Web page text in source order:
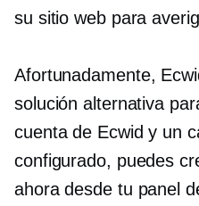
su sitio web para
Afortunadamente,
solución alternativa
cuenta de Ecwid y un
configurado, puedes
ahora desde tu panel